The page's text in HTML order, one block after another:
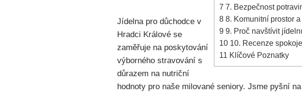
7 7. Bezpečnost
8 8. Komunitní prostor
9 9. Proč navštívit
10 10. Recenze
11 Klíčové Poznatky
Jídelna pro důchodce v
Hradci Králové se
zaměřuje na poskytování
výborného stravování s
důrazem na nutriční
hodnoty pro naše milované seniory. Jsme pyšní